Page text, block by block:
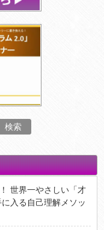
世界一やさしい「才
入る自己理解メソッ